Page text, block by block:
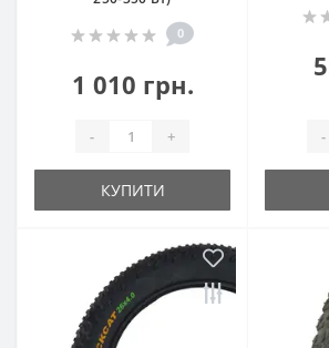
0
1 010 грн.
- +
КУПИТИ
-